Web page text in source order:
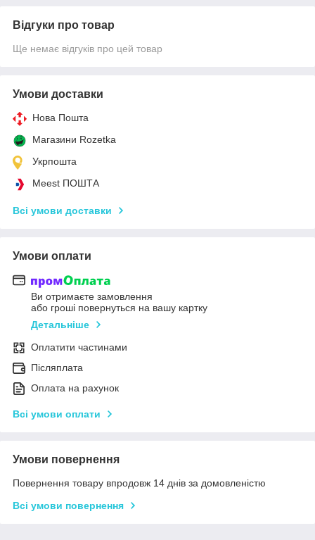
Відгуки про товар
Ще немає відгуків про цей товар
Умови доставки
Нова Пошта
Магазини Rozetka
Укрпошта
Meest ПОШТА
Всі умови доставки
Умови оплати
Ви отримаєте замовлення
або гроші повернуться на вашу картку
Детальніше
Оплатити частинами
Післяплата
Оплата на рахунок
Всі умови оплати
Умови повернення
Повернення товару впродовж 14 днів за домовленістю
Всі умови повернення